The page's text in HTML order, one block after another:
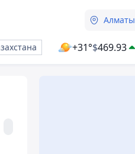
Алматы
+31°$469.93